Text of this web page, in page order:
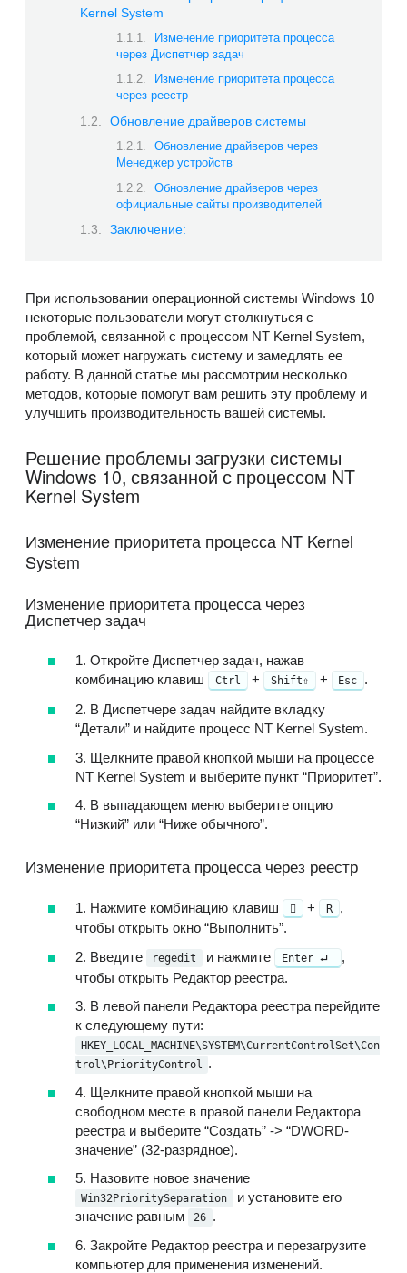
Kernel System
Изменение приоритета процесса
через Диспетчер задач
Изменение приоритета процесса
через реестр
Обновление драйверов системы
Обновление драйверов через
Менеджер устройств
Обновление драйверов через
официальные сайты производителей
Заключение:
При использовании операционной системы Windows 10
некоторые пользователи могут столкнуться с
проблемой, связанной с процессом NT Kernel System,
который может нагружать систему и замедлять ее
работу. В данной статье мы рассмотрим несколько
методов, которые помогут вам решить эту проблему и
улучшить производительность вашей системы.
Решение проблемы загрузки системы
Windows 10, связанной с процессом NT
Kernel System
Изменение приоритета процесса NT Kernel
System
Изменение приоритета процесса через
Диспетчер задач
1. Откройте Диспетчер задач, нажав
комбинацию клавиш
Ctrl + Shift⇧ + Esc
.
2. В Диспетчере задач найдите вкладку
“Детали” и найдите процесс NT Kernel System.
3. Щелкните правой кнопкой мыши на процессе
NT Kernel System и выберите пункт “Приоритет”.
4. В выпадающем меню выберите опцию
“Низкий” или “Ниже обычного”.
Изменение приоритета процесса через реестр
1. Нажмите комбинацию клавиш ⁣⁣⁣ + R
,
чтобы открыть окно “Выполнить”.
2. Введите
regedit и нажмите Enter ⮠ ⁣
,
чтобы открыть Редактор реестра.
3. В левой панели Редактора реестра перейдите
к следующему пути:
HKEY_LOCAL_MACHINE\SYSTEM\CurrentControlSet\Con
trol\PriorityControl .
4. Щелкните правой кнопкой мыши на
свободном месте в правой панели Редактора
реестра и выберите “Создать” -> “DWORD-
значение” (32-разрядное).
5. Назовите новое значение
Win32PrioritySeparation
и установите его
значение равным
26 .
6. Закройте Редактор реестра и перезагрузите
компьютер для применения изменений.